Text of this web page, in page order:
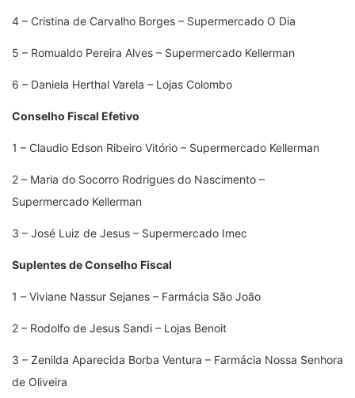
4 – Cristina de Carvalho Borges – Supermercado O Dia
5 – Romualdo Pereira Alves – Supermercado Kellerman
6 – Daniela Herthal Varela – Lojas Colombo
Conselho Fiscal Efetivo
1 – Claudio Edson Ribeiro Vitório – Supermercado Kellerman
2 – Maria do Socorro Rodrigues do Nascimento –
Supermercado Kellerman
3 – José Luiz de Jesus – Supermercado Imec
Suplentes de Conselho Fiscal
1 – Viviane Nassur Sejanes – Farmácia São João
2 – Rodolfo de Jesus Sandi – Lojas Benoit
3 – Zenilda Aparecida Borba Ventura – Farmácia Nossa Senhora
de Oliveira